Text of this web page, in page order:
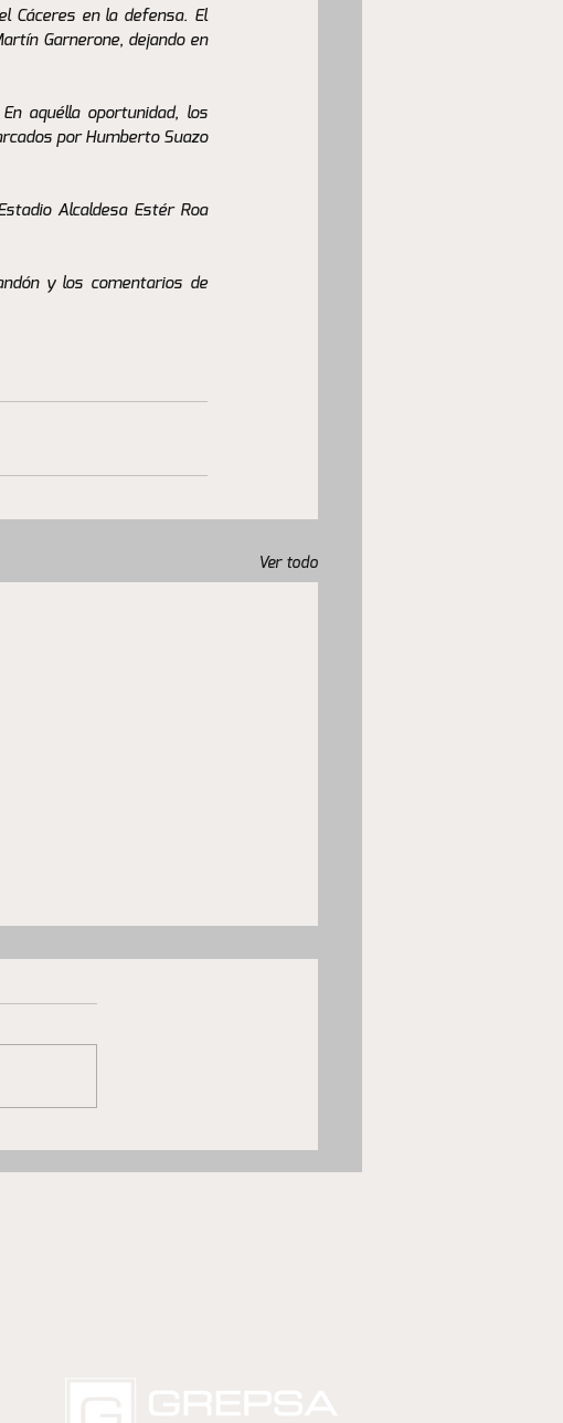
Cáceres en la defensa. El
Garnerone, dejando en
aquélla oportunidad, los
por Humberto Suazo
Alcaldesa Estér Roa
y los comentarios de
Ver todo